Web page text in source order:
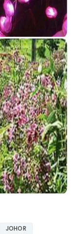
JOHOR